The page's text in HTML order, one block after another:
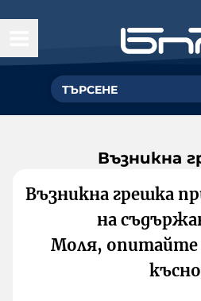
Възникна
Възникна грешка
на
Моля,